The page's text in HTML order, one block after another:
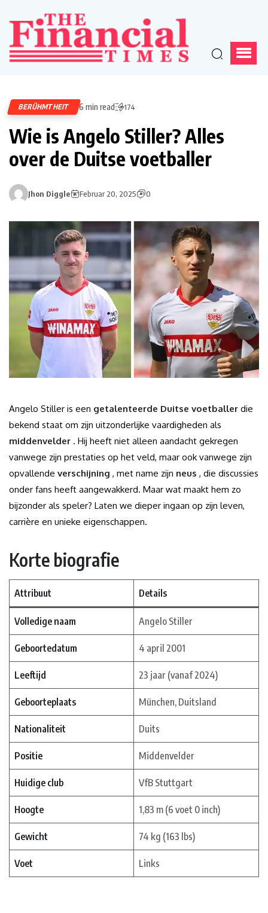
BERÜHMTHEIT 6 min read 174
Wie is Angelo Stiller? Alles
over de Duitse voetballer
Jhon Diggle Februar 20, 2025 0
Angelo Stiller is een getalenteerde Duitse voetballer die
bekend staat om zijn uitzonderlijke vaardigheden als
middenvelder . Hij heeft niet alleen aandacht gekregen
vanwege zijn prestaties op het veld, maar ook vanwege zijn
opvallende verschijning , met name zijn neus , die discussies
onder fans heeft aangewakkerd. Maar wat maakt hem zo
bijzonder als speler? Laten we dieper ingaan op zijn leven,
carrière en unieke eigenschappen.
Korte biografie
Attribuut Details
Volledige naam Angelo Stiller
Geboortedatum 4 april 2001
Leeftijd 23 jaar (vanaf 2024)
Geboorteplaats München, Duitsland
Nationaliteit Duits
Positie Middenvelder
Huidige club VfB Stuttgart
Hoogte 1,83 m (6 voet 0 inch)
Gewicht 74 kg (163 lbs)
Voet Links